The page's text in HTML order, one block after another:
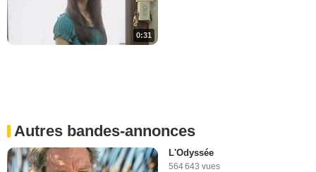
0:31
Autres bandes-annonces
L'Odyssée
564 643 vues